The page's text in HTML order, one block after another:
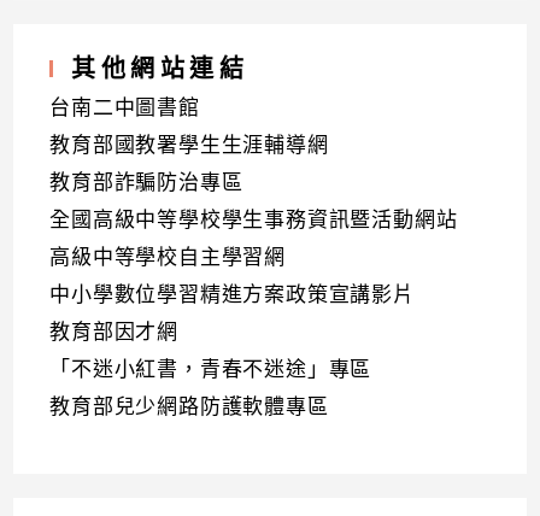
其他網站連結
台南二中圖書館
教育部國教署學生生涯輔導網
教育部詐騙防治專區
全國高級中等學校學生事務資訊暨活動網站
高級中等學校自主學習網
中小學數位學習精進方案政策宣講影片
教育部因才網
「不迷小紅書，青春不迷途」專區
教育部兒少網路防護軟體專區